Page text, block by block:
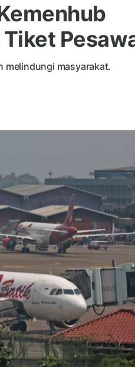
melindungi masyarakat.